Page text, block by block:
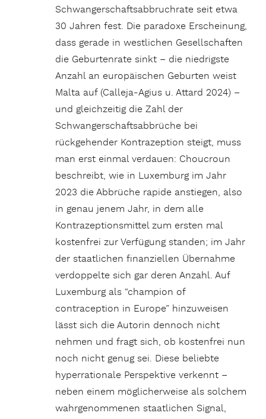
Schwangerschaftsabbruchrate seit etwa
30 Jahren fest. Die paradoxe Erscheinung,
dass gerade in westlichen Gesellschaften
die Geburtenrate sinkt – die niedrigste
Anzahl an europäischen Geburten weist
Malta auf (Calleja-Agius u. Attard 2024) –
und gleichzeitig die Zahl der
Schwangerschaftsabbrüche bei
rückgehender Kontrazeption steigt, muss
man erst einmal verdauen: Choucroun
beschreibt, wie in Luxemburg im Jahr
2023 die Abbrüche rapide anstiegen, also
in genau jenem Jahr, in dem alle
Kontrazeptionsmittel zum ersten mal
kostenfrei zur Verfügung standen; im Jahr
der staatlichen finanziellen Übernahme
verdoppelte sich gar deren Anzahl. Auf
Luxemburg als “champion of
contraception in Europe” hinzuweisen
lässt sich die Autorin dennoch nicht
nehmen und fragt sich, ob kostenfrei nun
noch nicht genug sei. Diese beliebte
hyperrationale Perspektive verkennt –
neben einem möglicherweise als solchem
wahrgenommenen staatlichen Signal,